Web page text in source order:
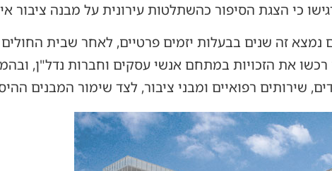
כי הצגת הסיפור כהשתלטות עירונית על מבנה ציבור
נמצא זה שנים בבעלות יזמים פרטיים, לאחר שבית
את הזכויות במתחם אנשי עסקים וחברות נדל"ן,
שירותים רפואיים ומבני ציבור, לצד שימור המבנים